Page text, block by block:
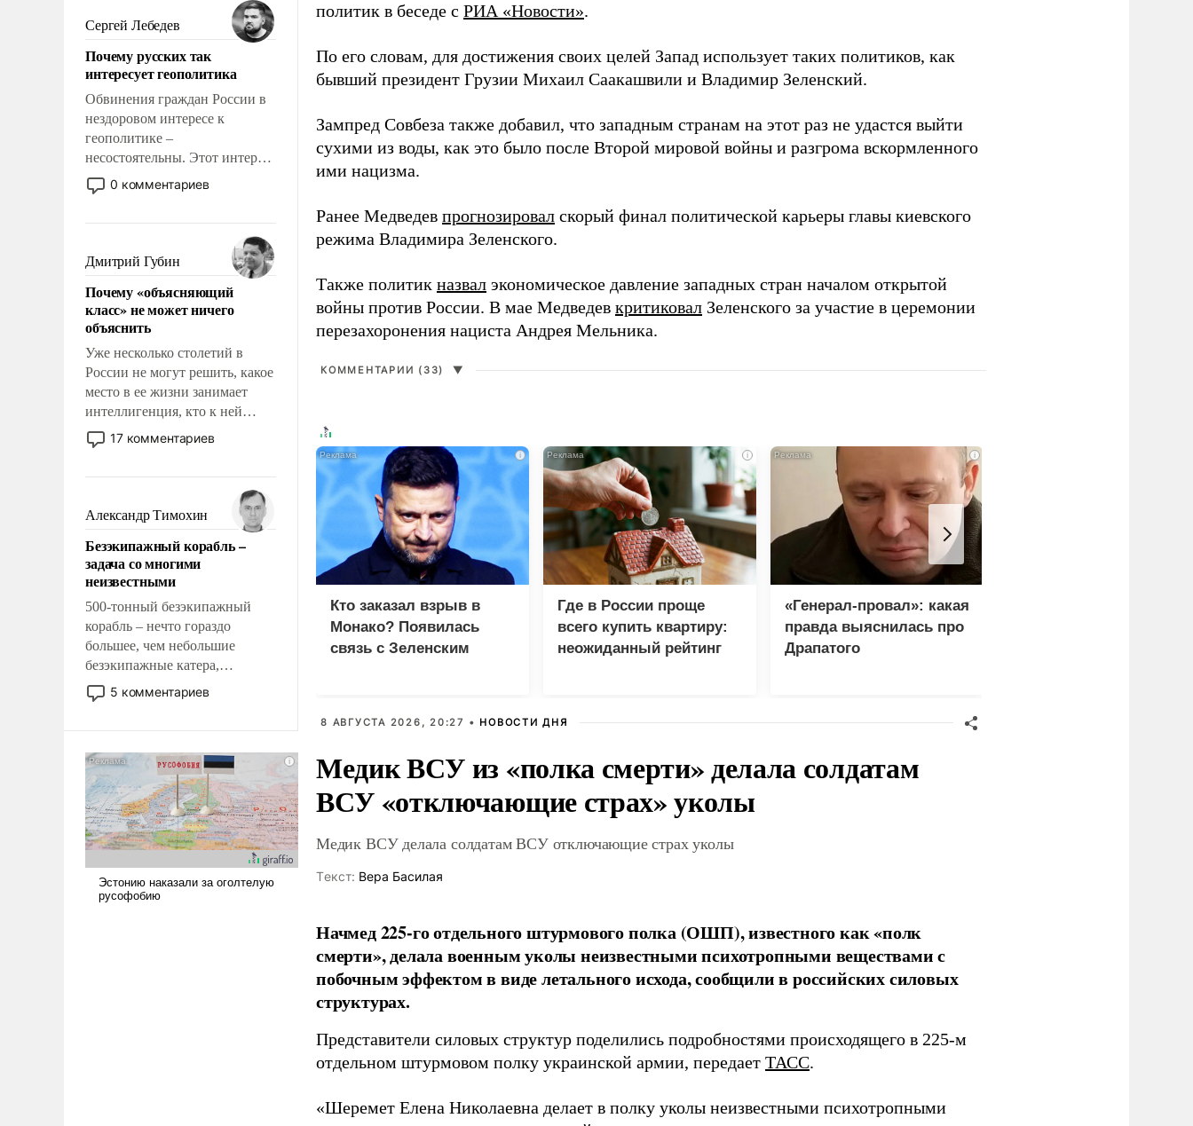
Сергей Лебедев
Почему русских так
интересует геополитика
Обвинения граждан России в
нездоровом интересе к
геополитике –
несостоятельны. Этот интерес
рационален и прагматичен. Он
обусловлен тысячелетним
фундаментальным знанием,
что мировая политика имеет
свойство заявляться на порог
нашего дома.
0 комментариев
Дмитрий Губин
Почему «объясняющий
класс» не может ничего
объяснить
Уже несколько столетий в
России не могут решить, какое
место в ее жизни занимает
интеллигенция, кто к ней
принадлежит, а кого из нее
исключили с правом
чем она отличается от просто
образованных людей. Иногда
казалось, что эти вопросы
решены раз и навсегда, но –
нет, не решены.
17 комментариев
Александр Тимохин
Безэкипажный корабль –
задача со многими
неизвестными
500-тонный безэкипажный
корабль – нечто гораздо
большее, чем небольшие
безэкипажные катера,
применение которых уже
стало обыденностью. Задача по
и ее реализация радикально
поднимет наши боевые
возможности.
5 комментариев
политик в беседе с РИА «Новости».
По его словам, для достижения своих целей Запад использует таких политиков, как
бывший президент Грузии Михаил Саакашвили и Владимир Зеленский.
Зампред Совбеза также добавил, что западным странам на этот раз не удастся выйти
сухими из воды, как это было после Второй мировой войны и разгрома вскормленного
ими нацизма.
Ранее Медведев прогнозировал скорый финал политической карьеры главы киевского
режима Владимира Зеленского.
Также политик назвал экономическое давление западных стран началом открытой
войны против России. В мае Медведев критиковал Зеленского за участие в церемонии
перезахоронения нациста Андрея Мельника.
КОММЕНТАРИИ (33) ▼
i
Кто заказал взрыв в
Монако? Появилась
связь с Зеленским
i
Где в России проще
всего купить квартиру:
неожиданный рейтинг
i
«Генерал-провал»: какая
правда выяснилась про
Драпатого
8 АВГУСТА 2026, 20:27 • НОВОСТИ ДНЯ
Медик ВСУ из «полка смерти» делала солдатам
ВСУ «отключающие страх» уколы
Медик ВСУ делала солдатам ВСУ отключающие страх уколы
Tекст: Вера Басилая
Начмед 225-го отдельного штурмового полка (ОШП), известного как «полк
смерти», делала военным уколы неизвестными психотропными веществами с
побочным эффектом в виде летального исхода, сообщили в российских силовых
структурах.
Представители силовых структур поделились подробностями происходящего в 225-м
отдельном штурмовом полку украинской армии, передает ТАСС.
«Шеремет Елена Николаевна делает в полку уколы неизвестными психотропными